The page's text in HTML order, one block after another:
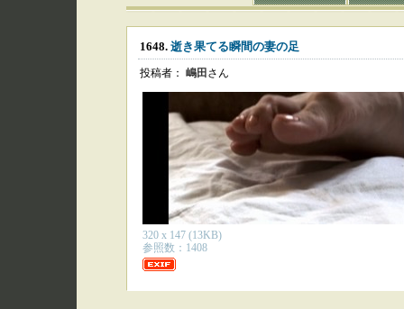
1648. 逝き果てる瞬間の妻の足
投稿者： 嶋田 さん
320 x 147 (13KB)
参照数：1408